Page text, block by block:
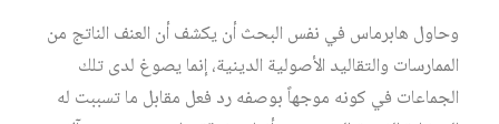
وحاول هابرماس في نفس البحث أن يكشف أن العنف الناتج من
الممارسات والتقاليد الأصولية الدينية، إنما يصوغ لدى تلك
الجماعات في كونه موجهاً بوصفه رد فعل مقابل ما تسببت له